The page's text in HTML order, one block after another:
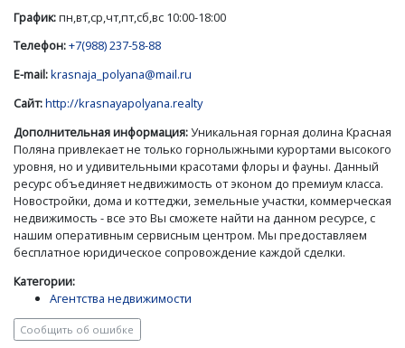
График:пн,вт,ср,чт,пт,сб,вс 10:00-18:00
Телефон:+7(988) 237-58-88
E-mail:krasnaja_polyana@mail.ru
Сайт:http://krasnayapolyana.realty
Дополнительная информация:Уникальная горная долина Красная
Поляна привлекает не только горнолыжными курортами высокого
уровня, но и удивительными красотами флоры и фауны. Данный
ресурс объединяет недвижимость от эконом до премиум класса.
Новостройки, дома и коттеджи, земельные участки, коммерческая
недвижимость - все это Вы сможете найти на данном ресурсе, с
нашим оперативным сервисным центром. Мы предоставляем
бесплатное юридическое сопровождение каждой сделки.
Категории:
Агентства недвижимости
Сообщить об ошибке